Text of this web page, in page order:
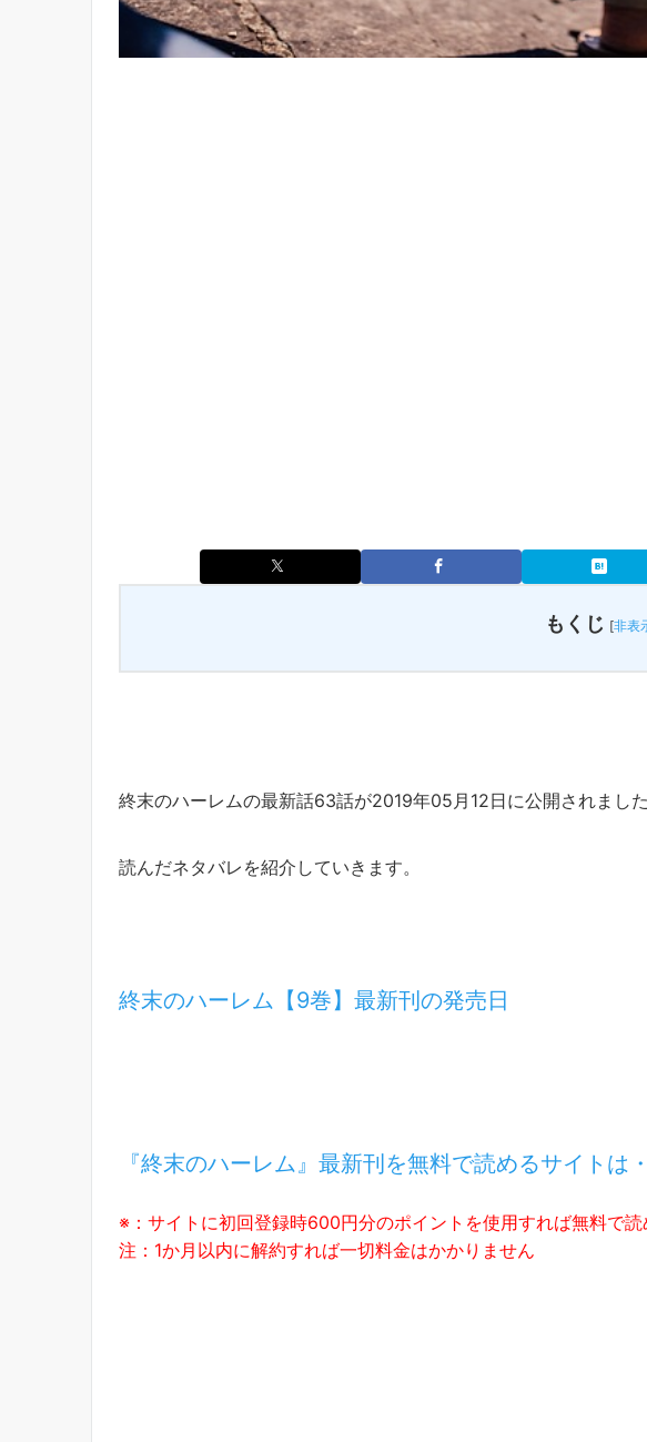
もくじ [非表
終末のハーレムの最新話63話が2019年05月12日に公開されまし
読んだネタバレを紹介していきます。
終末のハーレム【9巻】最新刊の発売日
『終末のハーレム』最新刊を無料で読めるサイトは
※：サイトに初回登録時600円分のポイントを使用すれば無料で読
注：1か月以内に解約すれば一切料金はかかりません